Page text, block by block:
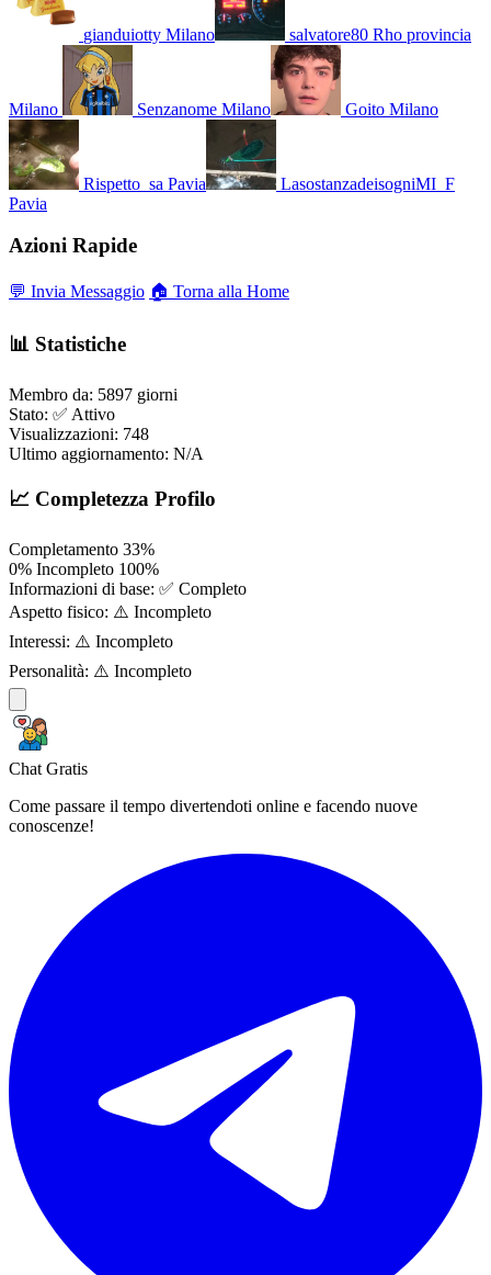
gianduiotty Milano salvatore80 Rho provincia
Milano Senzanome Milano Goito Milano
Rispetto_sa Pavia
LasostanzadeisogniMI_F
Pavia
Azioni Rapide
💬 Invia Messaggio 🏠 Torna alla Home
📊 Statistiche
Membro da: 5897 giorni
Stato: ✅ Attivo
Visualizzazioni: 748
Ultimo aggiornamento: N/A
📈 Completezza Profilo
Completamento 33%
0% Incompleto 100%
Informazioni di base: ✅ Completo
Aspetto fisico: ⚠️ Incompleto
Interessi: ⚠️ Incompleto
Personalità: ⚠️ Incompleto
Chat Gratis
Come passare il tempo divertendoti online e facendo nuove
conoscenze!